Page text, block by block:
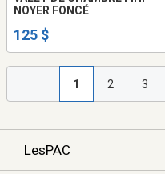
NOYER FONCÉ
125 $
1 2 3
LesPAC